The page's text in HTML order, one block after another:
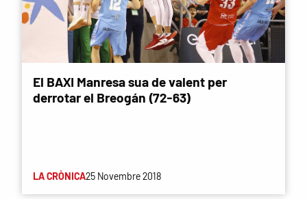
El BAXI Manresa sua de valent per
derrotar el Breogán (72-63)
LA CRÒNICA25 Novembre 2018